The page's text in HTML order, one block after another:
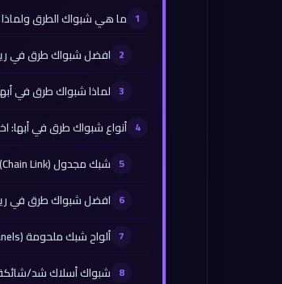
ما هي شبواك الطرق ولماذا
افضل شبواك طرق في رياض
لماذا شبواك طرق في
أنواع شبواك طرق في أبها:
شبك مجدول (Chain Link) للطرق
افضل شبواك طرق في رياض
ألواح شبك ملحومة (Welded Mesh Panels) للمتانة والشكل
شبواك أسلاك شد/